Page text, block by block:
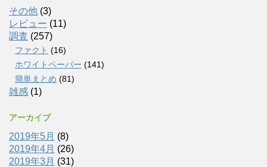
その他 (3)
レビュー (11)
調査 (257)
ファクト (16)
ホワイトペーパー (141)
簡単まとめ (81)
雑感 (1)
アーカイブ
2019年5月 (8)
2019年4月 (26)
2019年3月 (31)